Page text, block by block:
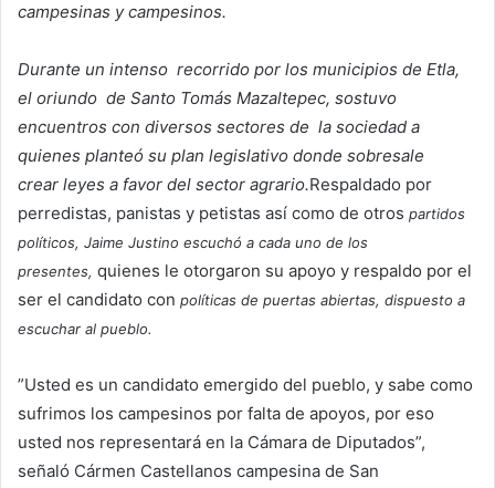
campesinas y campesinos.
Durante un intenso recorrido por los municipios de Etla,
el oriundo de Santo Tomás Mazaltepec, sostuvo
encuentros con diversos sectores de la sociedad a
quienes planteó su plan legislativo donde sobresale
crear leyes a favor del sector agrario.Respaldado por
perredistas, panistas y petistas así como de otros partidos
políticos, Jaime Justino escuchó a cada uno de los
presentes, quienes le otorgaron su apoyo y respaldo por el
ser el candidato con políticas de puertas abiertas, dispuesto a
escuchar al pueblo.
”Usted es un candidato emergido del pueblo, y sabe como
sufrimos los campesinos por falta de apoyos, por eso
usted nos representará en la Cámara de Diputados”,
señaló Cármen Castellanos campesina de San